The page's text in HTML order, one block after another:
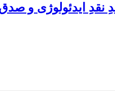
نقدِ ایدئولوژی و